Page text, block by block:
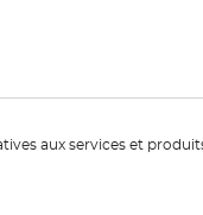
aux services et